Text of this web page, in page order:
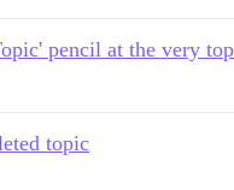
pencil at the very
topic